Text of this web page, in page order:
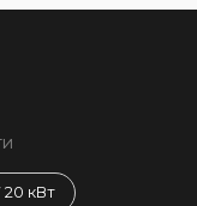
20 кВт